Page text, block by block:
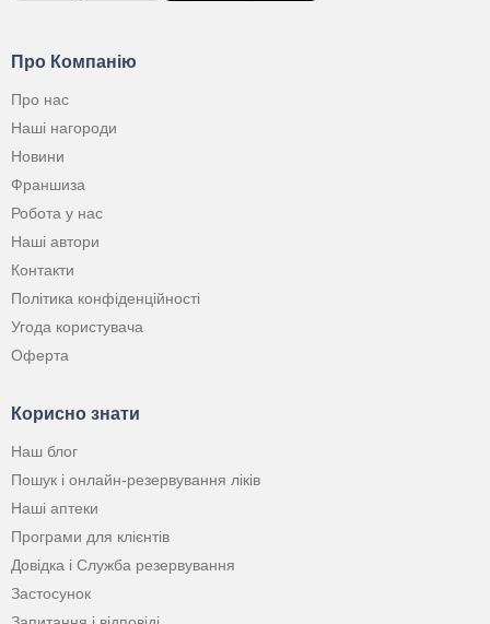
Про Компанію
Про нас
Наші нагороди
Новини
Франшиза
Робота у нас
Наші автори
Контакти
Політика конфіденційності
Угода користувача
Оферта
Корисно знати
Наш блог
Пошук і онлайн-резервування ліків
Наші аптеки
Програми для клієнтів
Довідка і Служба резервування
Застосунок